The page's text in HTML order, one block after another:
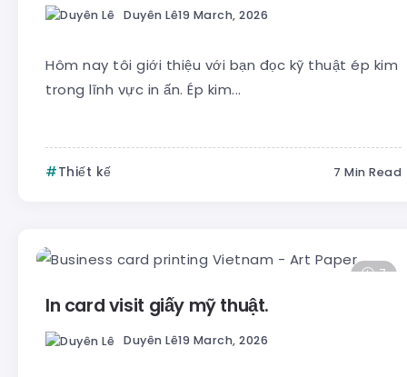
Duyên Lê19 March, 2026
Hôm nay tôi giới thiệu với bạn đọc kỹ thuật ép kim
trong lĩnh vực in ấn. Ép kim...
Thiết kế 7 Min Read
7
In card visit giấy mỹ thuật.
Duyên Lê19 March, 2026